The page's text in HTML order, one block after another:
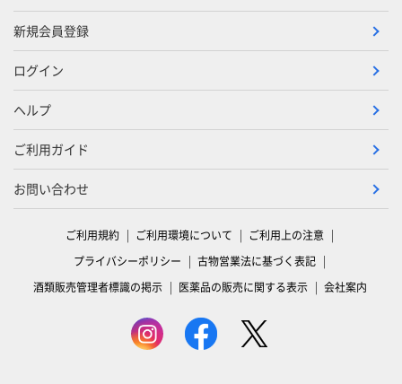
新規会員登録
ログイン
ヘルプ
ご利用ガイド
お問い合わせ
ご利用規約 ご利用環境について
ご利用上の注意
プライバシーポリシー
古物営業法に基づく表記
酒類販売管理者標識の掲示
医薬品の販売に関する表示 会社案内